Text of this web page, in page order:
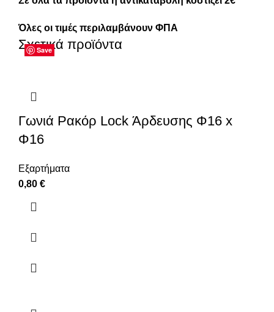
Όλες οι τιμές περιλαμβάνουν ΦΠΑ
Σχετικά προϊόντα
Save
Γωνιά Ρακόρ Lock Άρδευσης Φ16 x
Φ16
Εξαρτήματα
0,80 €
Save
Save
Save
Save
Save
Save
Save